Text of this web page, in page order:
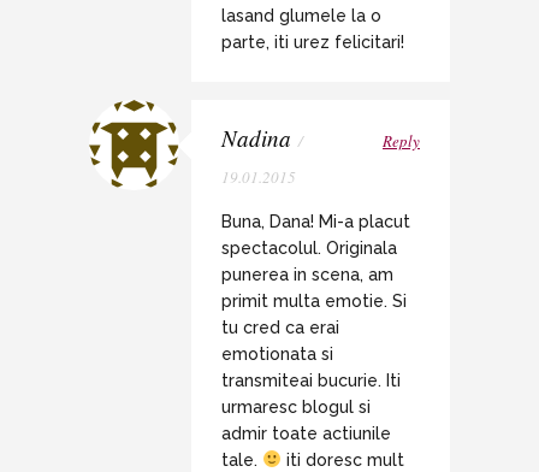
lasand glumele la o
parte, iti urez felicitari!
Nadina /
19.01.2015
Reply
Buna, Dana! Mi-a placut
spectacolul. Originala
punerea in scena, am
primit multa emotie. Si
tu cred ca erai
emotionata si
transmiteai bucurie. Iti
urmaresc blogul si
admir toate actiunile
tale.
iti doresc mult